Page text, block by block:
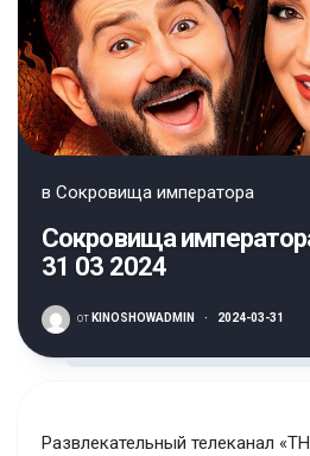
в Сокровища императора
Сокровища
31 03 2024
от KINOSHOWADMIN · 2024-03-31
Развлекательный телеканал